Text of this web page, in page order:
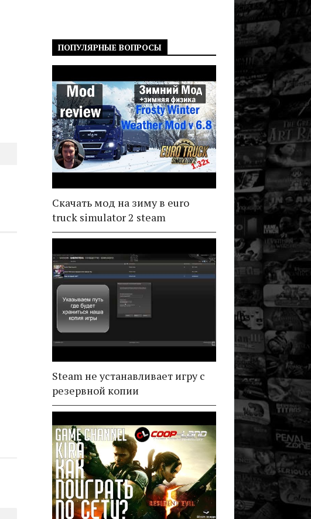
ПОПУЛЯРНЫЕ ВОПРОСЫ
Скачать мод на зиму в euro
truck simulator 2 steam
Steam не устанавливает игру с
резервной копии